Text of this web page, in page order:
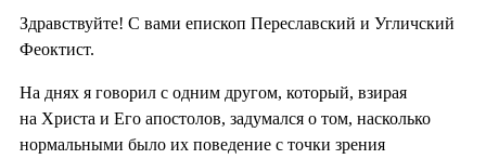
Здравствуйте! С вами епископ Переславский и Угличский
Феоктист.
На днях я говорил с одним другом, который, взирая
на Христа и Его апостолов, задумался о том, насколько
нормальными было их поведение с точки зрения